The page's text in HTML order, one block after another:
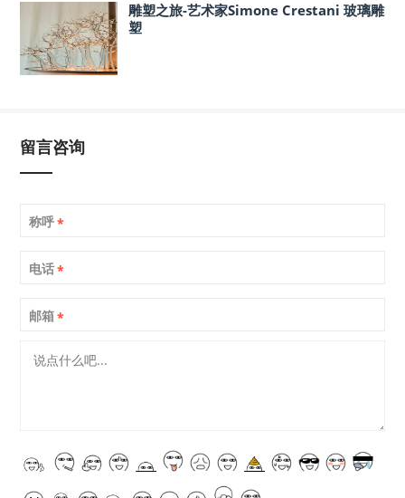
雕塑之旅-艺术家Simone Crestani 玻璃雕
塑
留言咨询
称呼*
电话*
邮箱*